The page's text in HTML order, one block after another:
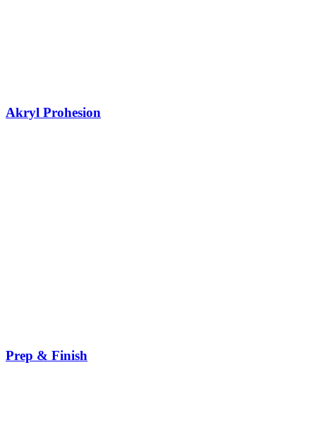
Akryl Prohesion
Prep & Finish